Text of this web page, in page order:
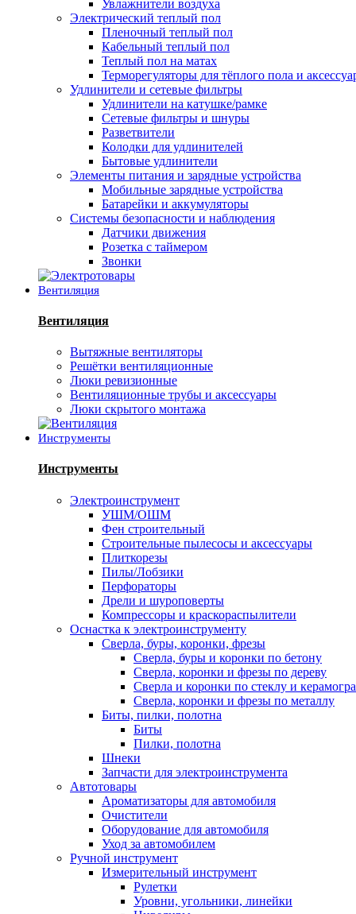
Увлажнители воздуха
Электрический теплый пол
Пленочный теплый пол
Кабельный теплый пол
Теплый пол на матах
Терморегуляторы для тёплого пола и
Удлинители и сетевые фильтры
Удлинители на катушке/рамке
Сетевые фильтры и шнуры
Разветвители
Колодки для удлинителей
Бытовые удлинители
Элементы питания и зарядные устройства
Мобильные зарядные устройства
Батарейки и аккумуляторы
Системы безопасности и наблюдения
Датчики движения
Розетка с таймером
Звонки
Вентиляция
Вентиляция
Вытяжные вентиляторы
Решётки вентиляционные
Люки ревизионные
Вентиляционные трубы и аксессуары
Люки скрытого монтажа
Инструменты
Инструменты
Электроинструмент
УШМ/ОШМ
Фен строительный
Строительные пылесосы и аксессуары
Плиткорезы
Пилы/Лобзики
Перфораторы
Дрели и шуроповерты
Компрессоры и краскораспылители
Оснастка к электроинструменту
Сверла, буры, коронки, фрезы
Сверла, буры и коронки по бетону
Сверла, коронки и фрезы по дереву
Сверла и коронки по стеклу и
Сверла, коронки и фрезы по металлу
Биты, пилки, полотна
Биты
Пилки, полотна
Шнеки
Запчасти для электроинструмента
Автотовары
Ароматизаторы для автомобиля
Очистители
Оборудование для автомобиля
Уход за автомобилем
Ручной инструмент
Измерительный инструмент
Рулетки
Уровни, угольники, линейки